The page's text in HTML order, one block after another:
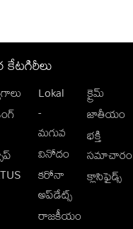
కేటగిరీలు
Lokal
-
మగువ
వినోదం
కరోనా
అప్‌డేట్స్
రాజకీయం
క్రైమ్
జాతీయం
భక్తి
సమాచారం
క్లాసిఫైడ్స్